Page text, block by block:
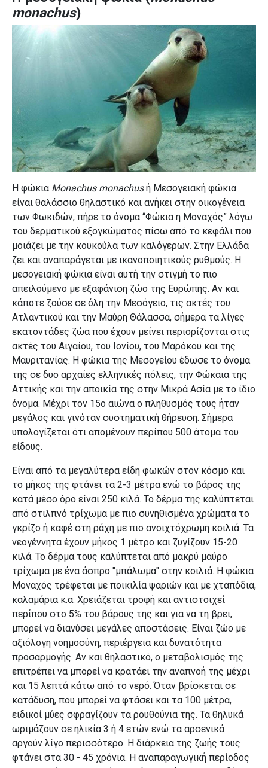
monachus)
H φώκια Monachus monachusή Μεσογειακή φώκια
είναι θαλάσσιο θηλαστικό και ανήκει στην οικογένεια
των Φωκιδών, πήρε το όνομα “Φώκια η Μοναχός” λόγω
του δερματικού εξογκώματος πίσω από το κεφάλι που
μοιάζει με την κουκούλα των καλόγερων. Στην Ελλάδα
ζει και αναπαράγεται με ικανοποιητικούς ρυθμούς. Η
μεσογειακή φώκια είναι αυτή την στιγμή το πιο
απειλούμενο με εξαφάνιση ζώο της Ευρώπης. Αν και
κάποτε ζούσε σε όλη την Μεσόγειο, τις ακτές του
Ατλαντικού και την Μαύρη Θάλασσα, σήμερα τα λίγες
εκατοντάδες ζώα που έχουν μείνει περιορίζονται στις
ακτές του Αιγαίου, του Ιονίου, του Μαρόκου και της
Μαυριτανίας. Η φώκια της Μεσογείου έδωσε το όνομα
της σε δυο αρχαίες ελληνικές πόλεις, την Φώκαια της
Αττικής και την αποικία της στην Μικρά Ασία με το ίδιο
όνομα. Μέχρι τον 15ο αιώνα ο πληθυσμός τους ήταν
μεγάλος και γινόταν συστηματική θήρευση. Σήμερα
υπολογίζεται ότι απομένουν περίπου 500 άτομα του
είδους.
Είναι από τα μεγαλύτερα είδη φωκών στον κόσμο και
το μήκος της φτάνει τα 2-3 μέτρα ενώ το βάρος της
κατά μέσο όρο είναι 250 κιλά. Το δέρμα της καλύπτεται
από στιλπνό τρίχωμα με πιο συνηθισμένα χρώματα το
γκρίζο ή καφέ στη ράχη με πιο ανοιχτόχρωμη κοιλιά. Τα
νεογέννητα έχουν μήκος 1 μέτρο και ζυγίζουν 15-20
κιλά. Το δέρμα τους καλύπτεται από μακρύ μαύρο
τρίχωμα με ένα άσπρο "μπάλωμα" στην κοιλιά. Η φώκια
Μοναχός τρέφεται με ποικιλία ψαριών και με χταπόδια,
καλαμάρια κ.α. Χρειάζεται τροφή και αντιστοιχεί
περίπου στο 5% του βάρους της και για να τη βρει,
μπορεί να διανύσει μεγάλες αποστάσεις. Είναι ζώο με
αξιόλογη νοημοσύνη, περιέργεια και δυνατότητα
προσαρμογής. Αν και θηλαστικό, ο μεταβολισμός της
επιτρέπει να μπορεί να κρατάει την αναπνοή της μέχρι
και 15 λεπτά κάτω από το νερό. Όταν βρίσκεται σε
κατάδυση, που μπορεί να φτάσει και τα 100 μέτρα,
ειδικοί μύες σφραγίζουν τα ρουθούνια της. Τα θηλυκά
ωριμάζουν σε ηλικία 3 ή 4 ετών ενώ τα αρσενικά
αργούν λίγο περισσότερο. Η διάρκεια της ζωής τους
φτάνει στα 30 - 45 χρόνια. Η αναπαραγωγική περίοδος